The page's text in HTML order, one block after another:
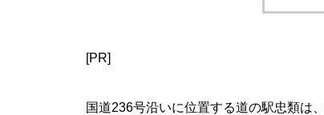
[PR]
国道236号沿いに位置する道の駅忠類は